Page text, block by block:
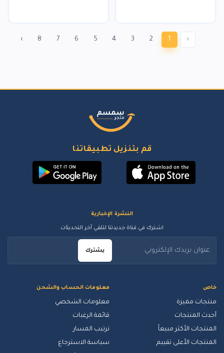
‹
1
2
3
4
5
6
7
8
›
قم بتنزيل تطبيقاتنا
خاص
منتجات مميزة
أحدث المنتجات
المنتجات الأكثر مبيعاً
المنتجات الأعلى تقييم
معلومات الحساب والشحن
معلومات الشخصي
قائمة الرغبات
ترتيب المسار
سياسة الاسترجاع
النشرة الإخبارية
اشترك في قناة جديدتنا لتلقي آخر التحديثات
يشترك